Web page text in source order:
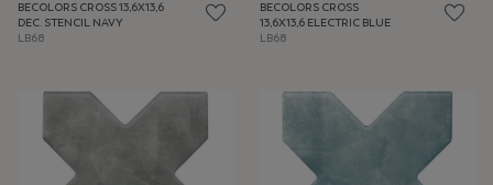
BECOLORS CROSS 13,6X13,6
DEC. STENCIL NAVY
LB68
BECOLORS CROSS
13,6X13,6 ELECTRIC BLUE
LB68